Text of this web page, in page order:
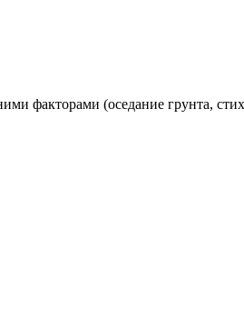
факторами (оседание грунта,